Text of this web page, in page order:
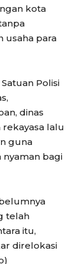
kota
usaha para
Polisi
dinas
lalu
guna
bagi
telah
itu,
direlokasi